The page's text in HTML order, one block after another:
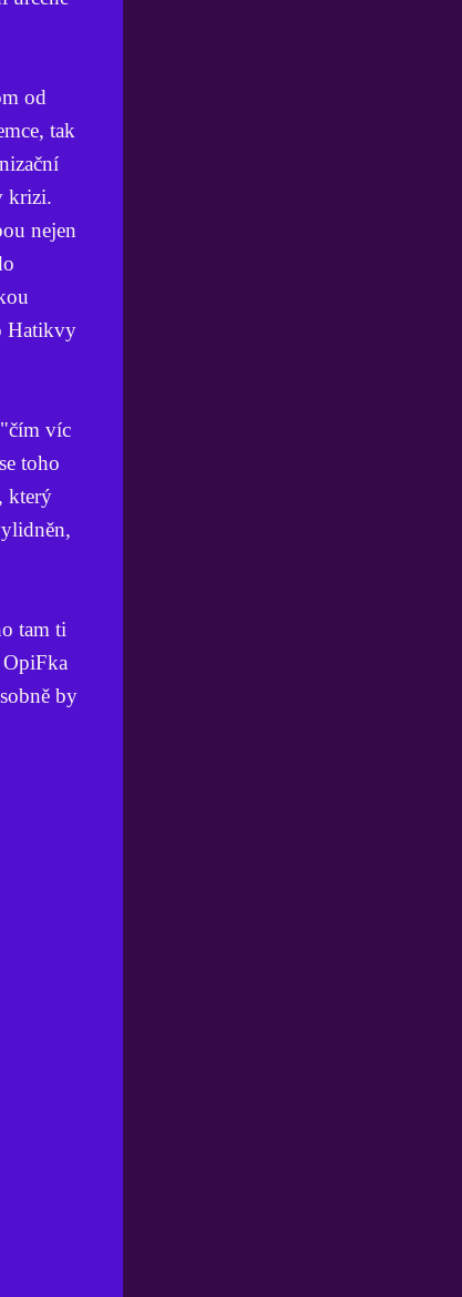
od
tak
krizi.
nejen
Hatikvy
víc
toho
který
tam ti
by